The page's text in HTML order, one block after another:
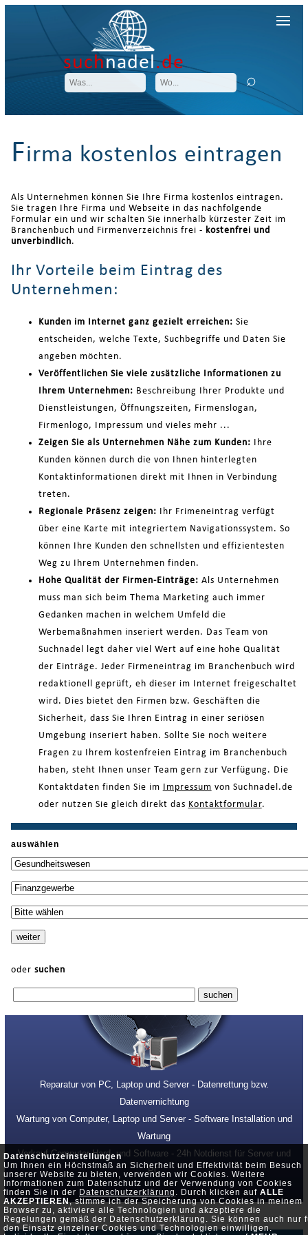
Datenschutzeinstellungen
Um Ihnen ein Höchstmaß an Sicherheit und Effektivität beim Besuch
unserer Website zu bieten, verwenden wir Cookies. Weitere
Informationen zum Datenschutz und der Verwendung von Cookies
finden Sie in der Datenschutzerklärung . Durch klicken auf ALLE
AKZEPTIEREN, stimme ich der Speicherung von Cookies in meinem
Browser zu, aktiviere alle Technologien und akzeptiere die
Regelungen gemäß der Datenschutzerklärung. Sie können auch nur
den Einsatz einzelner Cookies und Technologien einwilligen.
suchnadel.de
Firma kostenlos eintragen
Als Unternehmen können Sie Ihre Firma kostenlos eintragen.
Sie tragen Ihre Firma und Webseite in das nachfolgende
Formular ein und wir schalten Sie innerhalb kürzester Zeit im
Branchenbuch und Firmenverzeichnis frei - kostenfrei und
unverbindlich.
Ihr Vorteile beim Eintrag des
Unternehmen:
Kunden im Internet ganz gezielt erreichen: Sie
entscheiden, welche Texte, Suchbegriffe und Daten Sie
angeben möchten.
Veröffentlichen Sie viele zusätzliche Informationen zu
Ihrem Unternehmen: Beschreibung Ihrer Produkte und
Dienstleistungen, Öffnungszeiten, Firmenslogan,
Firmenlogo, Impressum und vieles mehr ...
Zeigen Sie als Unternehmen Nähe zum Kunden: Ihre
Kunden können durch die von Ihnen hinterlegten
Kontaktinformationen direkt mit Ihnen in Verbindung
treten.
Regionale Präsenz zeigen: Ihr Frimeneintrag verfügt
über eine Karte mit integriertem Navigationssystem. So
können Ihre Kunden den schnellsten und effizientesten
Weg zu Ihrem Unternehmen finden.
Hohe Qualität der Firmen-Einträge: Als Unternehmen
muss man sich beim Thema Marketing auch immer
Gedanken machen in welchem Umfeld die
Werbemaßnahmen inseriert werden. Das Team von
Suchnadel legt daher viel Wert auf eine hohe Qualität
der Einträge. Jeder Firmeneintrag im Branchenbuch wird
redaktionell geprüft, eh dieser im Internet freigeschaltet
wird. Dies bietet den Firmen bzw. Geschäften die
Sicherheit, dass Sie Ihren Eintrag in einer seriösen
Umgebung inseriert haben. Sollte Sie noch weitere
Fragen zu Ihrem kostenfreien Eintrag im Branchenbuch
haben, steht Ihnen unser Team gern zur Verfügung. Die
Kontaktdaten finden Sie im
Impressum von Suchnadel.de
oder nutzen Sie gleich direkt das Kontaktformular.
auswählen
oder suchen
Reparatur von PC, Laptop und Server - Datenrettung bzw.
Datenvernichtung
Wartung von Computer, Laptop und Server - Software Installation und
Wartung
Verkauf Computer Hard- und Software - 24h Notdienst für Server und
PC